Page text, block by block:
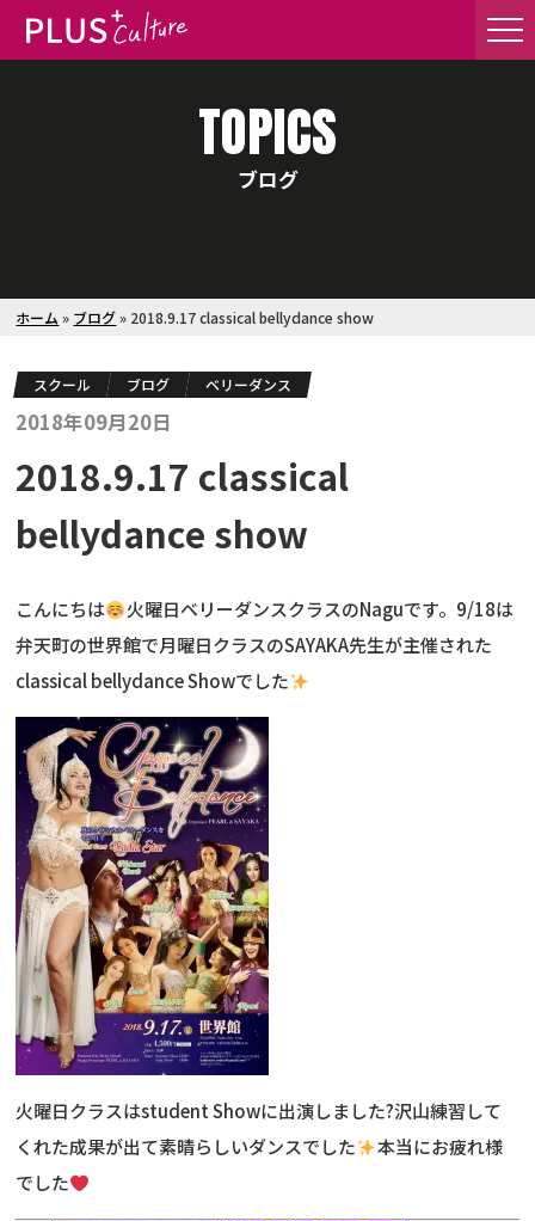
TOPICS
ブログ
ホーム » ブログ» 2018.9.17 classical bellydance show
スクール ブログ ベリーダンス
2018年09月20日
2018.9.17 classical
bellydance show
こんにちは
火曜日ベリーダンスクラスのNaguです。9/18は
弁天町の世界館で月曜日クラスのSAYAKA先生が主催された
classical bellydance Showでした
火曜日クラスはstudent Showに出演しました?沢山練習して
くれた成果が出て素晴らしいダンスでした
本当にお疲れ様
でした